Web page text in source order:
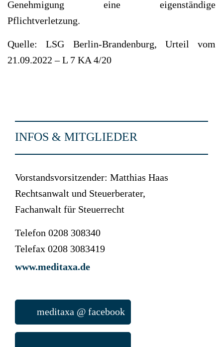
Genehmigung eine eigenständige
Pflichtverletzung.
Quelle: LSG Berlin-Brandenburg, Urteil vom
21.09.2022 – L 7 KA 4/20
INFOS & MITGLIEDER
Vorstandsvorsitzender: Matthias Haas
Rechtsanwalt und Steuerberater,
Fachanwalt für Steuerrecht
Telefon 0208 308340
Telefax 0208 3083419
www.meditaxa.de
meditaxa @ facebook